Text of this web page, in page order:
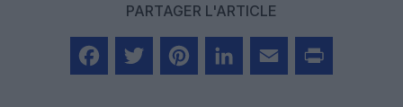
PARTAGER L'ARTICLE